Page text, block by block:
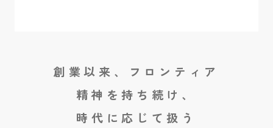
創業以来、フロンティア
精神を持ち続け、
時代に応じて扱う